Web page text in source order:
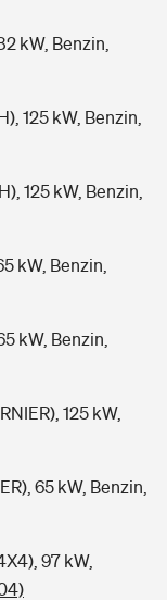
kW, Benzin,
125 kW, Benzin,
125 kW, Benzin,
kW, Benzin,
kW, Benzin,
125 kW,
65 kW, Benzin,
97 kW,